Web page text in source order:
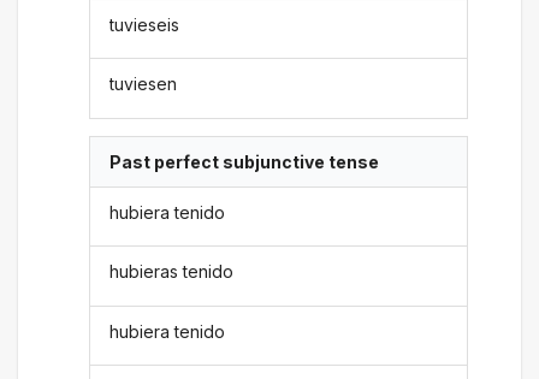
tuvieseis
tuviesen
Past perfect subjunctive tense
hubiera tenido
hubieras tenido
hubiera tenido